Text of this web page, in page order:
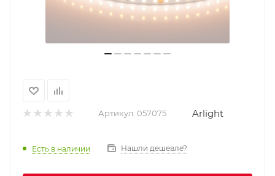
Артикул: 057075 Arlight
Есть в наличии Нашли дешевле?